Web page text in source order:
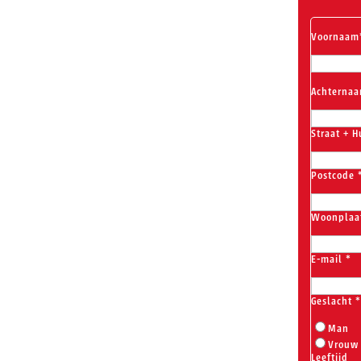
Voornaam
Straat +
Postcode
E-mail *
Geslacht *
Man
Vrouw
Leeftijd